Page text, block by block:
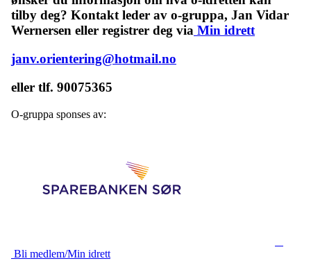
tilby deg? Kontakt leder av o-gruppa, Jan Vidar
Wernersen eller registrer deg via Min idrett
janv.orientering@hotmail.no
eller tlf. 90075365
O-gruppa sponses av:
Bli medlem/Min idrett